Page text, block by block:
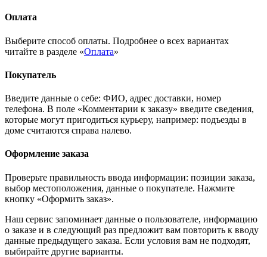
Оплата
Выберите способ оплаты. Подробнее о всех вариантах
читайте в разделе «Оплата»
Покупатель
Введите данные о себе: ФИО, адрес доставки, номер
телефона. В поле «Комментарии к заказу» введите сведения,
которые могут пригодиться курьеру, например: подъезды в
доме считаются справа налево.
Оформление заказа
Проверьте правильность ввода информации: позиции заказа,
выбор местоположения, данные о покупателе. Нажмите
кнопку «Оформить заказ».
Наш сервис запоминает данные о пользователе, информацию
о заказе и в следующий раз предложит вам повторить к вводу
данные предыдущего заказа. Если условия вам не подходят,
выбирайте другие варианты.